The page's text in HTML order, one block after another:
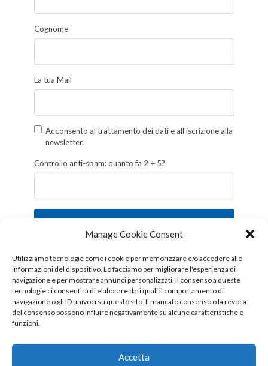
Manage Cookie Consent
Utilizziamo tecnologie come i cookie per memorizzare e/o accedere alle
informazioni del dispositivo. Lo facciamo per migliorare l'esperienza di
navigazione e per mostrare annunci personalizzati. Il consenso a queste
tecnologie ci consentirà di elaborare dati quali il comportamento di
navigazione o gli ID univoci su questo sito. Il mancato consenso o la revoca
del consenso possono influire negativamente su alcune caratteristiche e
funzioni.
Accetta
Cognome
La tua Mail
Acconsento al trattamento dei dati e all'iscrizione alla
newsletter.
Controllo anti-spam: quanto fa 2 + 5?
Iscriviti
Follow us!